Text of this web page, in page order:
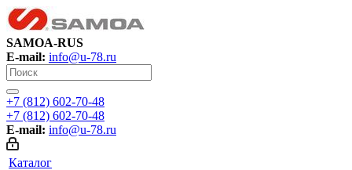
SAMOA-RUS
E-mail: info@u-78.ru
+7 (812) 602-70-48
+7 (812) 602-70-48
E-mail: info@u-78.ru
Каталог